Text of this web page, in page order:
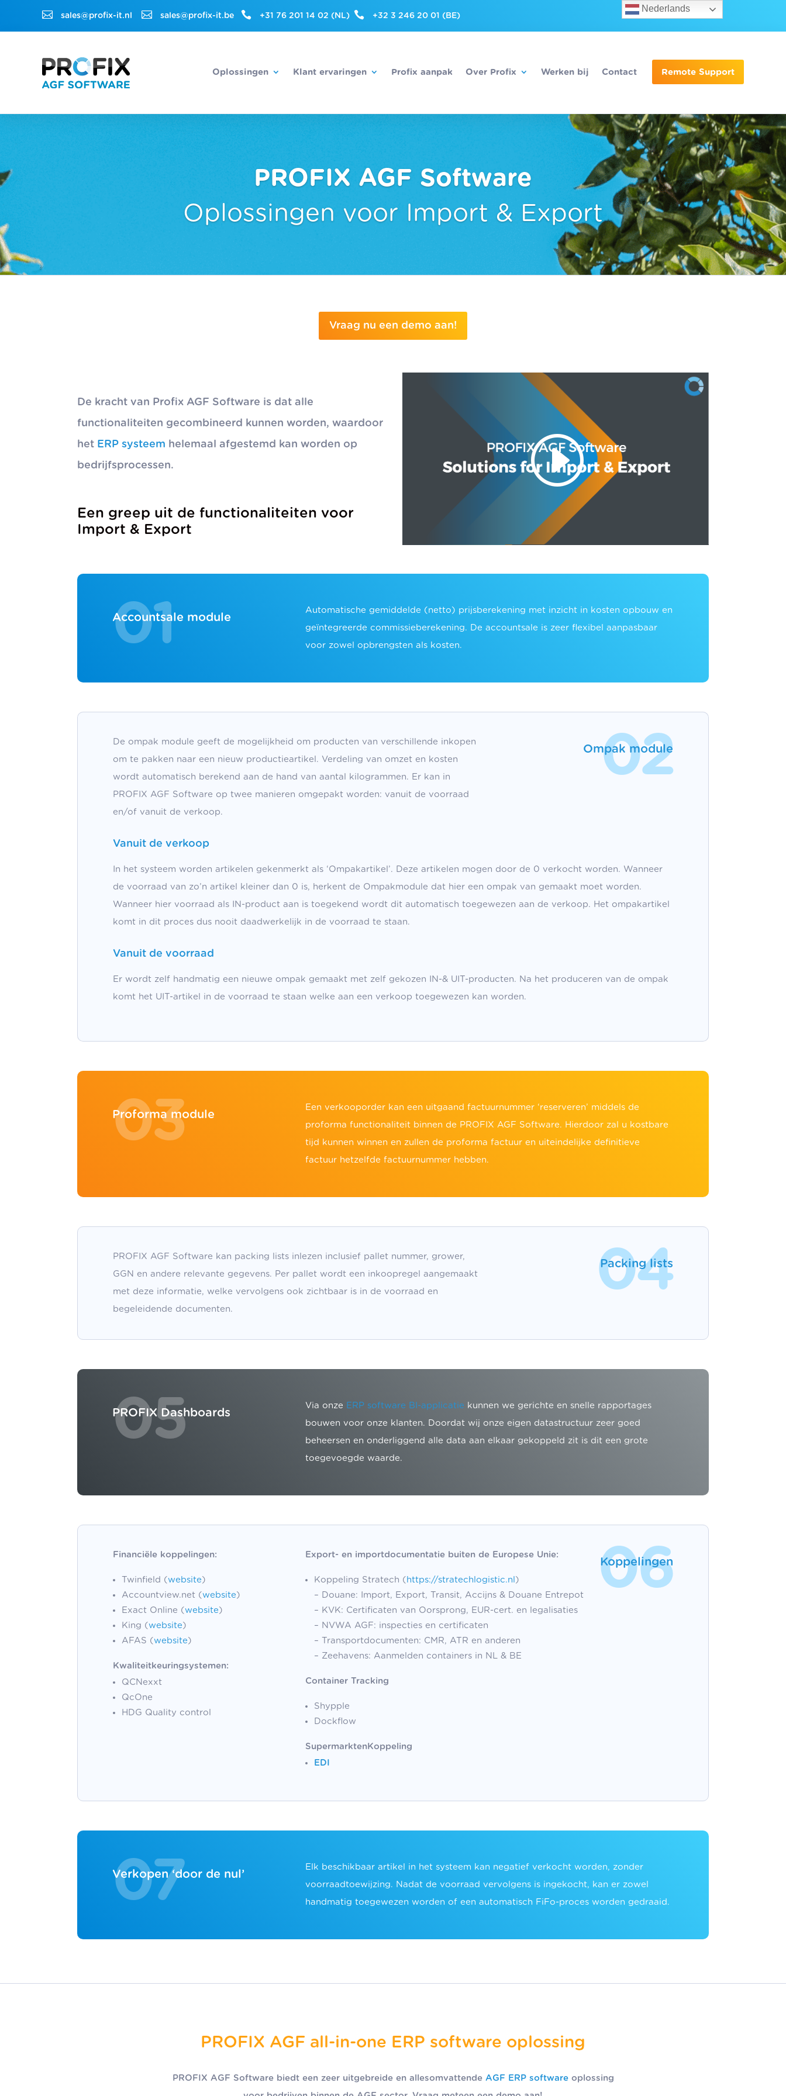
 sales@profix-it.nl  sales@profix-it.be  +31 76 201 14 02 (NL)  +32 3 246 20 01 (BE)
Oplossingen Klant ervaringen Profix aanpak Over Profix Werken bij Contact Remote Support
PROFIX AGF Software
Oplossingen voor Import & Export
Vraag nu een demo aan!
De kracht van Profix AGF Software is dat alle
functionaliteiten gecombineerd kunnen worden, waardoor
het ERP systeem helemaal afgestemd kan worden op
bedrijfsprocessen.
Een greep uit de functionaliteiten voor
Import & Export
Accountsale module
01
Automatische gemiddelde (netto) prijsberekening met inzicht in kosten opbouw en
geïntegreerde commissieberekening. De accountsale is zeer flexibel aanpasbaar
voor zowel opbrengsten als kosten.
De ompak module geeft de mogelijkheid om producten van verschillende inkopen
om te pakken naar een nieuw productieartikel. Verdeling van omzet en kosten
wordt automatisch berekend aan de hand van aantal kilogrammen. Er kan in
PROFIX AGF Software op twee manieren omgepakt worden: vanuit de voorraad
en/of vanuit de verkoop.
Ompak module
02
Vanuit de verkoop
In het systeem worden artikelen gekenmerkt als ‘Ompakartikel’. Deze artikelen mogen door de 0 verkocht worden. Wanneer
de voorraad van zo’n artikel kleiner dan 0 is, herkent de Ompakmodule dat hier een ompak van gemaakt moet worden.
Wanneer hier voorraad als IN-product aan is toegekend wordt dit automatisch toegewezen aan de verkoop. Het ompakartikel
komt in dit proces dus nooit daadwerkelijk in de voorraad te staan.
Vanuit de voorraad
Er wordt zelf handmatig een nieuwe ompak gemaakt met zelf gekozen IN-& UIT-producten. Na het produceren van de ompak
komt het UIT-artikel in de voorraad te staan welke aan een verkoop toegewezen kan worden.
Proforma module
03
Een verkooporder kan een uitgaand factuurnummer ‘reserveren’ middels de
proforma functionaliteit binnen de PROFIX AGF Software. Hierdoor zal u kostbare
tijd kunnen winnen en zullen de proforma factuur en uiteindelijke definitieve
factuur hetzelfde factuurnummer hebben.
PROFIX AGF Software kan packing lists inlezen inclusief pallet nummer, grower,
GGN en andere relevante gegevens. Per pallet wordt een inkoopregel aangemaakt
met deze informatie, welke vervolgens ook zichtbaar is in de voorraad en
begeleidende documenten.
Packing lists
04
PROFIX Dashboards
05 Via onze ERP software BI-applicatie kunnen we gerichte en snelle rapportages
bouwen voor onze klanten. Doordat wij onze eigen datastructuur zeer goed
beheersen en onderliggend alle data aan elkaar gekoppeld zit is dit een grote
toegevoegde waarde.
Financiële koppelingen:
Twinfield (website)
Accountview.net (website)
Exact Online (website)
King (website)
AFAS (website)
Kwaliteitkeuringsystemen:
QCNexxt
QcOne
HDG Quality control
Export- en importdocumentatie buiten de Europese Unie:
Koppeling Stratech ( https://stratechlogistic.nl )
– Douane: Import, Export, Transit, Accijns & Douane Entrepot
– KVK: Certificaten van Oorsprong, EUR-cert. en legalisaties
– NVWA AGF: inspecties en certificaten
– Transportdocumenten: CMR, ATR en anderen
– Zeehavens: Aanmelden containers in NL & BE
Container Tracking
Shypple
Dockflow
SupermarktenKoppeling
EDI
Koppelingen
06
Verkopen‘door de nul’
07
Elk beschikbaar artikel in het systeem kan negatief verkocht worden, zonder
voorraadtoewijzing. Nadat de voorraad vervolgens is ingekocht, kan er zowel
handmatig toegewezen worden of een automatisch FiFo-proces worden gedraaid.
PROFIX AGF all-in-one ERP software oplossing
PROFIX AGF Software biedt een zeer uitgebreide en allesomvattende AGF ERP softwareoplossing
Nederlands